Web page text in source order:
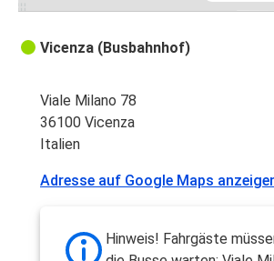
Vicenza (Busbahnhof)
Viale Milano 78
36100 Vicenza
Italien
Adresse auf Google Maps
Hinweis! Fahrgäste